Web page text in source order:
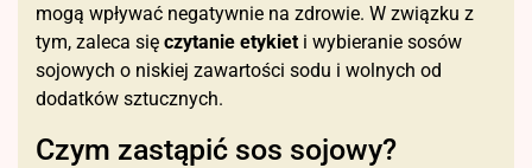
mogą wpływać negatywnie na zdrowie. W związku z
tym, zaleca się czytanie etykiet i wybieranie sosów
sojowych o niskiej zawartości sodu i wolnych od
dodatków sztucznych.
Czym zastąpić sos sojowy?